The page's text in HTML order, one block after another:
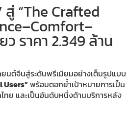
“The Crafted
ราคา 2.349 ล้าน
ต์จีนสู่ระดับพรีเมียมอย่างเต็มรูปแบบ
Users”พร้อมตอกย้ำเป้าหมายการเป็น
ทย และเป็นอันดับหนึ่งด้านบริการหลัง